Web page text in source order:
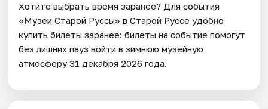
Хотите выбрать время заранее? Для события
«Музеи Старой Руссы» в Старой Руссе удобно
купить билеты заранее: билеты на событие помогут
без лишних пауз войти в зимнюю музейную
атмосферу 31 декабря 2026 года.